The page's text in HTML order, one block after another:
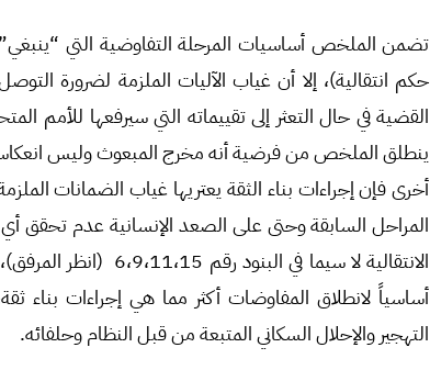
تضمن الملخص أساسيات المرحلة التفاوضية التي
حكم انتقالية)، إلا أن غياب الآليات الملزمة لضرورة
القضية في حال التعثر إلى تقييماته التي سيرفعها
ينطلق الملخص من فرضية أنه مخرج المبعوث وليس
أخرى فإن إجراءات بناء الثقة يعتريها غياب الضمانات
المراحل السابقة وحتى على الصعد الإنسانية عدم تحقق أي
الانتقالية لا سيما
أساسياً لانطلاق المفاوضات أكثر مما هي إجراءات بناء
التهجير والإحلال السكاني المتبعة من قبل النظام وحلفائه.